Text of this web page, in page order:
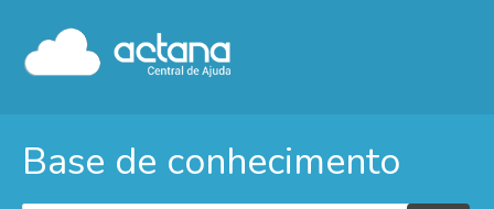
Base de conhecimento